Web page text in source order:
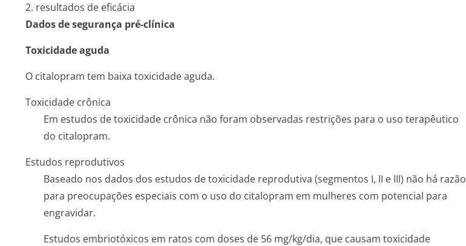
2. resultados de eficácia
Dados de segurança pré-clínica
Toxicidade aguda
O citalopram tem baixa toxicidade aguda.
Toxicidade crônica
Em estudos de toxicidade crônica não foram observadas restrições para o uso terapêutico
do citalopram.
Estudos reprodutivos
Baseado nos dados dos estudos de toxicidade reprodutiva (segmentos I, II e III) não há razão
para preocupações especiais com o uso do citalopram em mulheres com potencial para
engravidar.
Estudos embriotóxicos em ratos com doses de 56 mg/kg/dia, que causam toxicidade